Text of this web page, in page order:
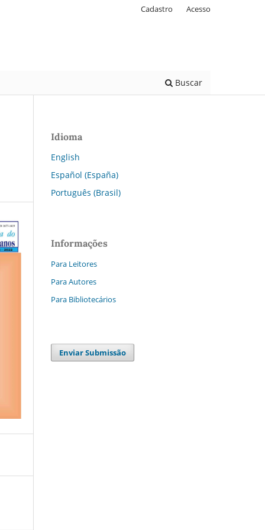
Buscar
Cadastro Acesso
Idioma
English
Español (España)
Português (Brasil)
Informações
Para Leitores
Para Autores
Para Bibliotecários
Enviar Submissão